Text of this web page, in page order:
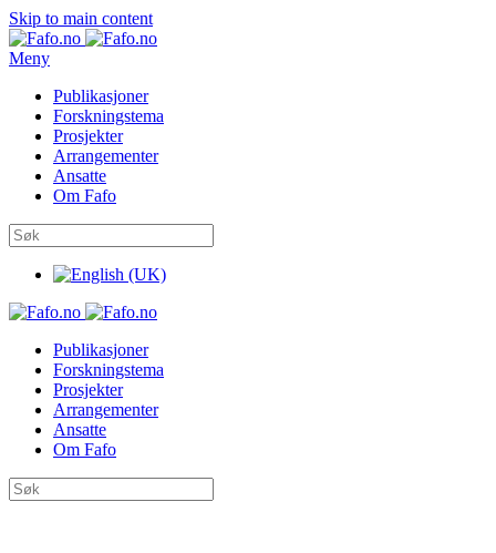
Skip to main content
Meny
Publikasjoner
Forskningstema
Prosjekter
Arrangementer
Ansatte
Om Fafo
Publikasjoner
Forskningstema
Prosjekter
Arrangementer
Ansatte
Om Fafo